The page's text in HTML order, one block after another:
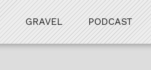
GRAVEL PODCAST